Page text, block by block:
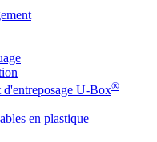
U-Box®
en plastique